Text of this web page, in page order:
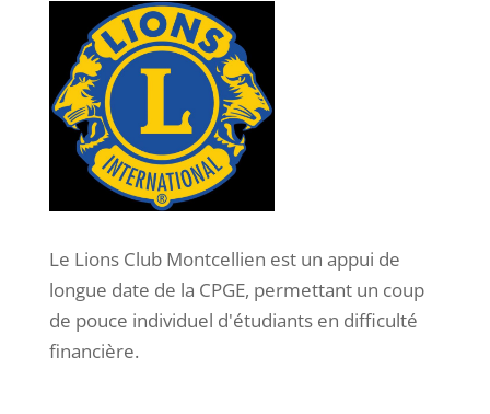
Le Lions Club Montcellien est un appui de
longue date de la CPGE, permettant un coup
de pouce individuel d'étudiants en difficulté
financière.